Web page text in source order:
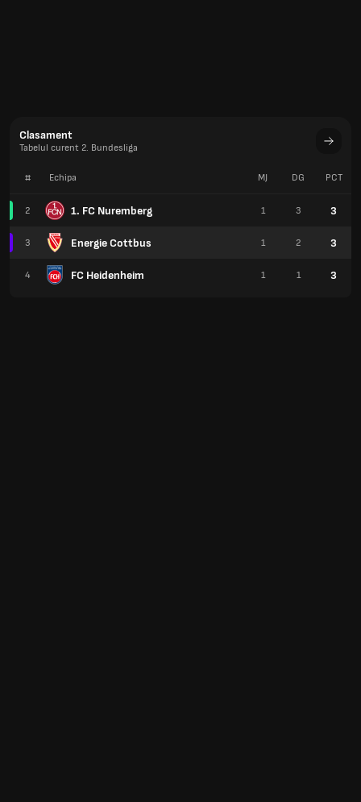
Clasament
Tabelul curent 2. Bundesliga
# Echipa
2 1. FC Nuremberg
3 Energie Cottbus
4 FC Heidenheim
MJ DG PCT
1 3 3
1 2 3
1 1 3